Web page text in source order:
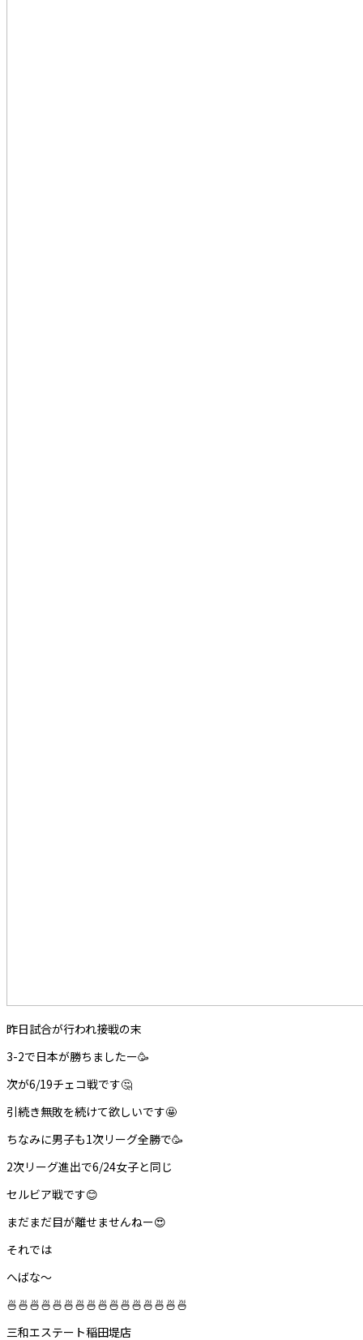
昨日試合が行われ接戦の末
3-2で日本が勝ちましたー🥳
次が6/19チェコ戦です🤔
引続き無敗を続けて欲しいです🤩
ちなみに男子も1次リーグ全勝で🥳
2次リーグ進出で6/24女子と同じ
セルビア戦です😊
まだまだ目が離せませんねー😍
それでは
へばな〜
🍜🍜🍜🍜🍜🍜🍜🍜🍜🍜🍜🍜🍜🍜🍜🍜
三和エステート稲田堤店